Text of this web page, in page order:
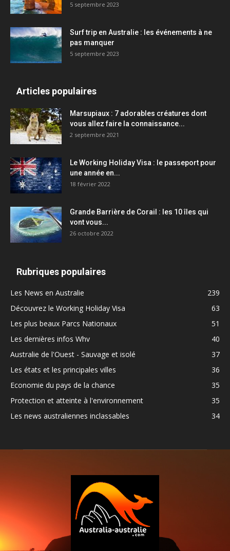
5 septembre 2023
Surf trip en Australie : les événements à ne
pas manquer
5 septembre 2023
Articles populaires
Marsupiaux : 7 adorables créatures dont
vous allez faire la connaissance...
2 septembre 2021
Le Working Holiday Visa : le passeport pour
une année en...
18 février 2022
Grande Barrière de Corail : les 10 îles qui
vont vous...
26 octobre 2022
Rubriques populaires
Les News en Australie
239
Découvrez le Working Holiday Visa
63
Les plus beaux Parcs Nationaux
51
Les dernières infos Whv
40
Australie de l'Ouest - Sauvage et isolé
37
Les états et les principales villes
36
Economie du pays de la chance
35
Protection et atteinte à l'environnement
35
Les news australiennes inclassables
34